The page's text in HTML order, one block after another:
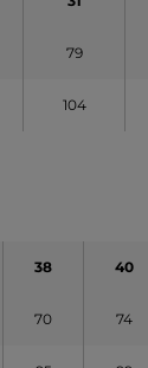
79
104
38 40
70 74